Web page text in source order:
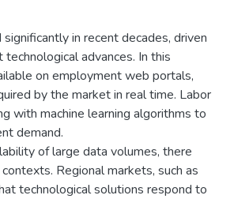
in recent decades, driven
advances. In this
on employment web portals,
by the market in real time. Labor
with machine learning algorithms to
demand.
of large data volumes, there
Regional markets, such as
technological solutions respond to